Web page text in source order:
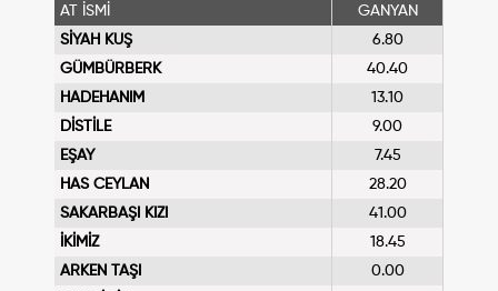
AT İSMİ
GANYAN
SİYAH KUŞ
6.80
GÜMBÜRBERK
40.40
HADEHANIM
13.10
DİSTİLE
9.00
EŞAY
7.45
HAS CEYLAN
28.20
SAKARBAŞI KIZI
41.00
İKİMİZ
18.45
ARKEN TAŞI
0.00